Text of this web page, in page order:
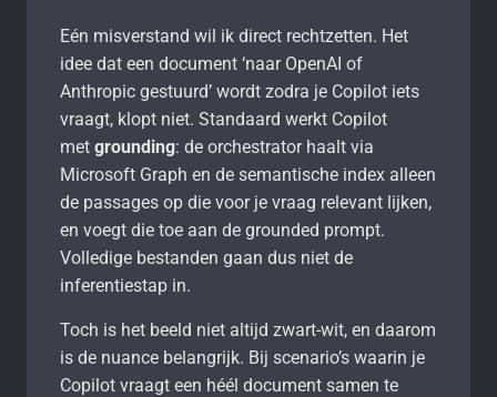
Eén misverstand wil ik direct rechtzetten. Het
idee dat een document ‘naar OpenAI of
Anthropic gestuurd’ wordt zodra je Copilot iets
vraagt, klopt niet. Standaard werkt Copilot
met grounding: de orchestrator haalt via
Microsoft Graph en de semantische index alleen
de passages op die voor je vraag relevant lijken,
en voegt die toe aan de grounded prompt.
Volledige bestanden gaan dus niet de
inferentiestap in.
Toch is het beeld niet altijd zwart-wit, en daarom
is de nuance belangrijk. Bij scenario’s waarin je
Copilot vraagt een héél document samen te